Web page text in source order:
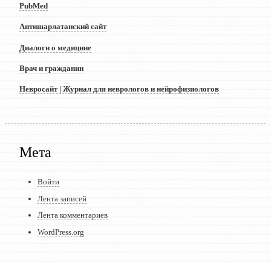
PubMed
Антишарлатанский сайт
Диалоги о медицине
Врач и гражданин
Невросайт | Журнал для неврологов и нейрофизиологов
Мета
Войти
Лента записей
Лента комментариев
WordPress.org